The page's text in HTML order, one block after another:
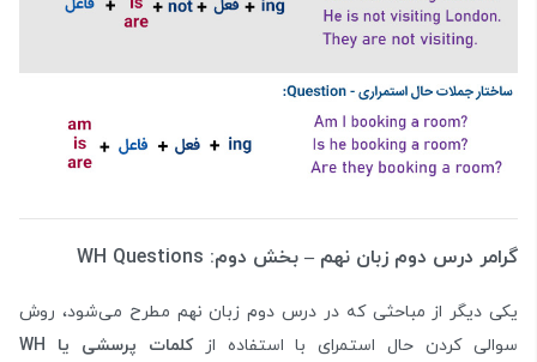
گرامر درس دوم زبان نهم – بخش دوم: WH Questions
یکی دیگر از مباحثی که در درس دوم زبان نهم مطرح می‌شود، روش
سوالی کردن حال استمرای با استفاده از
کلمات پرسشی یا WH